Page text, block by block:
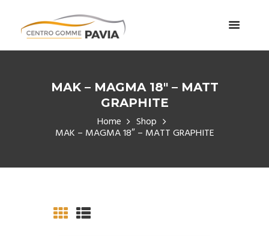
MAK – MAGMA 18″ – MATT
GRAPHITE
Home Shop
MAK – MAGMA 18″ – MATT GRAPHITE